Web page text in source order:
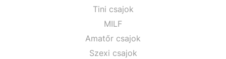
Tini csajok
MILF
Amatőr csajok
Szexi csajok